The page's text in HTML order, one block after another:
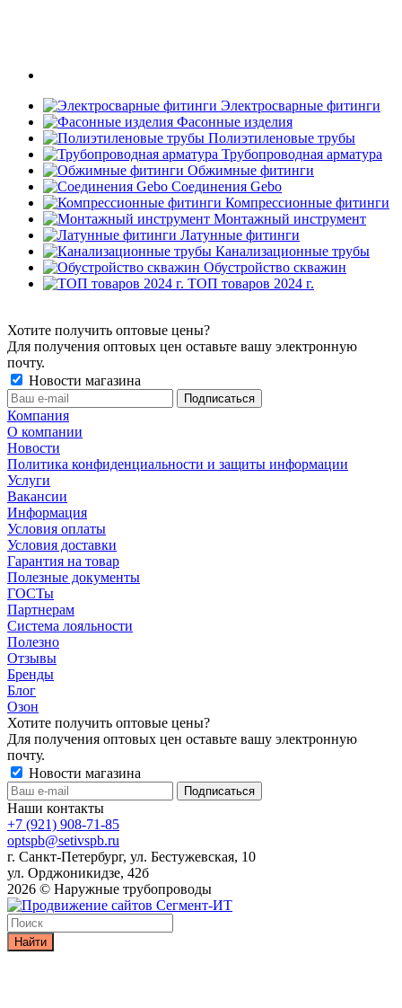
Электросварные фитинги
Фасонные изделия
Полиэтиленовые трубы
Трубопроводная арматура
Обжимные фитинги
Соединения Gebo
Компрессионные фитинги
Монтажный инструмент
Латунные фитинги
Канализационные трубы
Обустройство скважин
ТОП товаров 2024 г.
Хотите получить оптовые цены?
Для получения оптовых цен оставьте вашу электронную
почту.
Новости магазина
Компания
О компании
Новости
Политика конфиденциальности и защиты информации
Услуги
Вакансии
Информация
Условия оплаты
Условия доставки
Гарантия на товар
Полезные документы
ГОСТы
Партнерам
Система лояльности
Полезно
Отзывы
Бренды
Блог
Озон
Хотите получить оптовые цены?
Для получения оптовых цен оставьте вашу электронную
почту.
Новости магазина
Наши контакты
+7 (921) 908-71-85
optspb@setivspb.ru
г. Санкт-Петербург, ул. Бестужевская, 10
ул. Орджоникидзе, 42б
2026 © Наружные трубопроводы
Найти